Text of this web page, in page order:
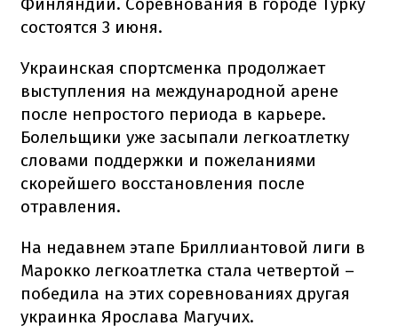
состоятся 3 июня.
Украинская спортсменка продолжает
выступления на международной арене
после непростого периода в карьере.
Болельщики уже засыпали легкоатлетку
словами поддержки и пожеланиями
скорейшего восстановления после
отравления.
На недавнем этапе Бриллиантовой лиги в
Марокко легкоатлетка стала четвертой –
победила на этих соревнованиях другая
украинка Ярослава Магучих.